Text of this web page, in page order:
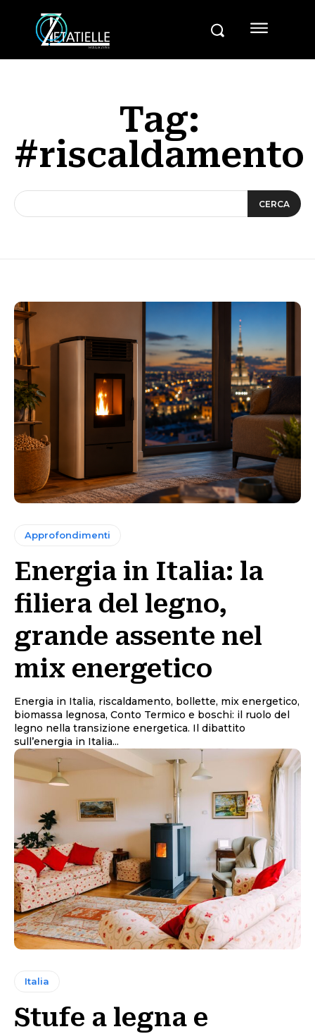
Tag:
#riscaldamento
CERCA
Approfondimenti
Energia in Italia: la
filiera del legno,
grande assente nel
mix energetico
Energia in Italia, riscaldamento, bollette, mix energetico,
biomassa legnosa, Conto Termico e boschi: il ruolo del
legno nella transizione energetica. Il dibattito
sull’energia in Italia...
Italia
Stufe a legna e